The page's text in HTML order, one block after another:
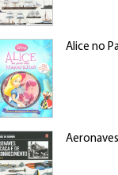
Alice no